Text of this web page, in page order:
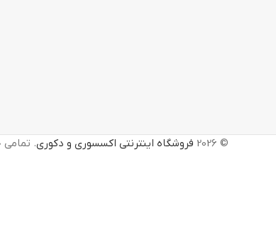
© 2026 فروشگاه اینترنتی اکسسوری و دکوری.